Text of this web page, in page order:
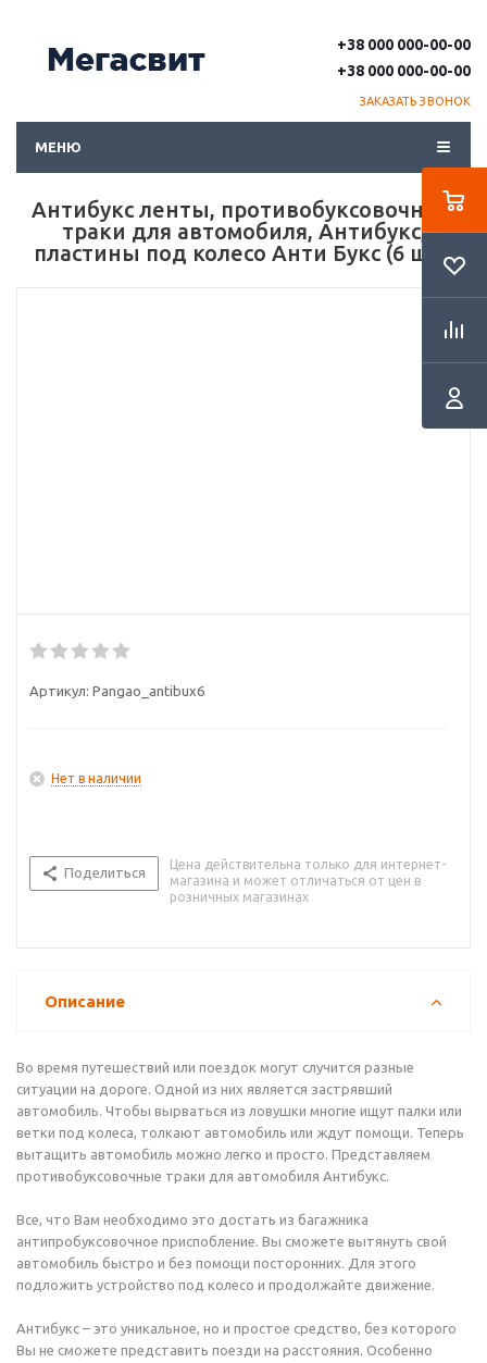
+38 000 000-00-00
+38 000 000-00-00
ЗАКАЗАТЬ ЗВОНОК
МЕНЮ
Антибукс ленты, противобуксовочные
траки для автомобиля, Антибукс,
пластины под колесо Анти Букс (6 шт.)
Артикул: Pangao_antibux6
Нет в наличии
Поделиться
Цена действительна только для интернет-
магазина и может отличаться от цен в
розничных магазинах
Описание
Во время путешествий или поездок могут случится разные
ситуации на дороге. Одной из них является застрявший
автомобиль. Чтобы вырваться из ловушки многие ищут палки или
ветки под колеса, толкают автомобиль или ждут помощи. Теперь
вытащить автомобиль можно легко и просто. Представляем
противобуксовочные траки для автомобиля Антибукс.
Все, что Вам необходимо это достать из багажника
антипробуксовочное приспобление. Вы сможете вытянуть свой
автомобиль быстро и без помощи посторонних. Для этого
подложить устройство под колесо и продолжайте движение.
Антибукс – это уникальное, но и простое средство, без которого
Вы не сможете представить поезди на расстояния. Особенно